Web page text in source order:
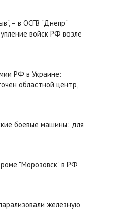
– в ОСГВ "Днепр"
войск РФ возле
РФ в Украине:
областной центр,
боевые машины: для
"Морозовск" в РФ
железную